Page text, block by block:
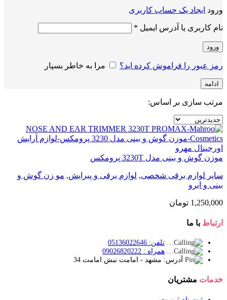
ورود ایجاد یک حساب کاربری
نام کاربری یا آدرس ایمیل *
ورود
رمز عبور را فراموش کرده اید؟ مرا به خاطر بسپار
ادامه
مرتب سازی بر اساس:
موزن گوش و بینی مدل 3230T پرومکس
سایر لوازم برقی شخصی, لوازم برقی و پیرایش, مو زن گوش و
بینی و ابرو
1,250,000 تومان
ارتباط با ما
تلفن: 05136022646
همراه : 09026820222
آدرس: مشهد - امامت نبش امامت 34
خدمات مشتریان